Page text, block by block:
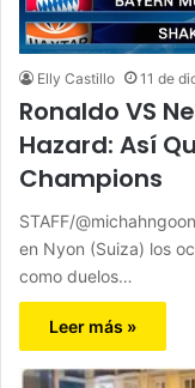
Elly Castillo 11 de
Ronaldo VS
Hazard: Así
Champions
STAFF/
en Nyon (Suiza) los
como duelos…
Leer más »